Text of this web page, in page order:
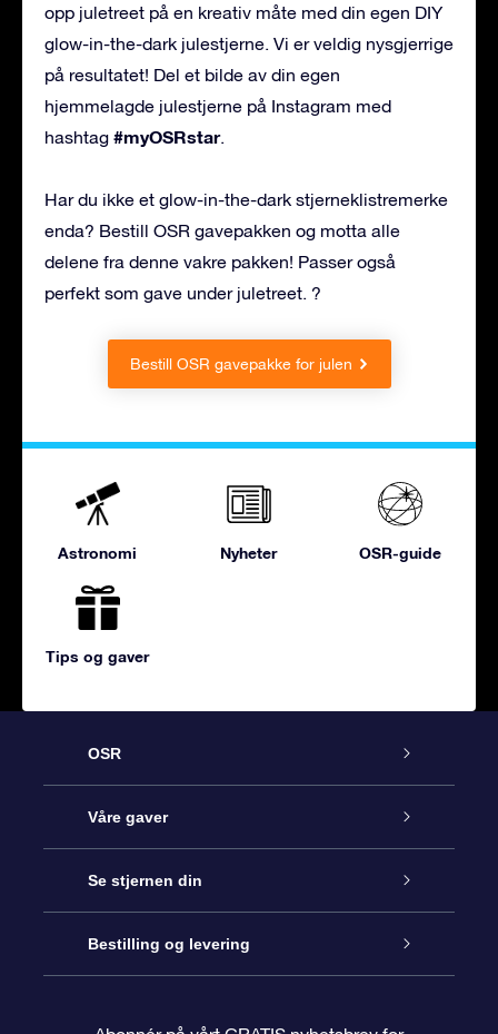
opp juletreet på en kreativ måte med din egen DIY
glow-in-the-dark julestjerne. Vi er veldig nysgjerrige
på resultatet! Del et bilde av din egen
hjemmelagde julestjerne på Instagram med
hashtag #myOSRstar.
Har du ikke et glow-in-the-dark stjerneklistremerke
enda? Bestill OSR gavepakken og motta alle
delene fra denne vakre pakken! Passer også
perfekt som gave under juletreet. ?
Bestill OSR gavepakke for julen
Astronomi Nyheter OSR-guide
Tips og gaver
OSR
Kundeservice
Kontakt oss
Bloggen
Våre gaver
Online Stjernegave
OSR Gavepakke
Se stjernen din
Star Register
Bestilling og levering